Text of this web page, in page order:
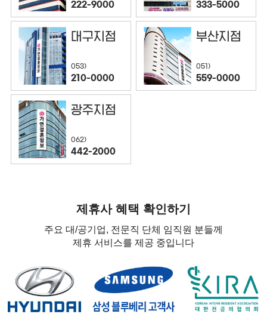
222-9000 333-5000
대구지점
053)
210-0000
부산지점
051)
559-0000
광주지점
062)
442-2000
제휴사 혜택 확인하기
주요 대/공기업, 전문직 단체 임직원 분들께
제휴 서비스를 제공 중입니다